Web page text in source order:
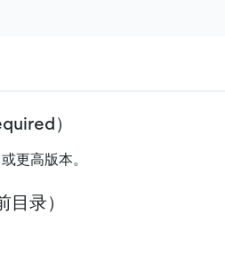
）
更高版本。
录）